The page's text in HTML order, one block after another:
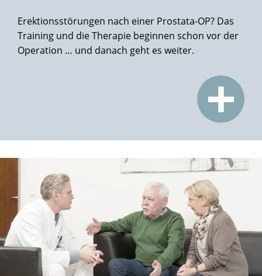
Erektionsstörungen nach einer Prostata-OP? Das
Training und die Therapie beginnen schon vor der
Operation … und danach geht es weiter.